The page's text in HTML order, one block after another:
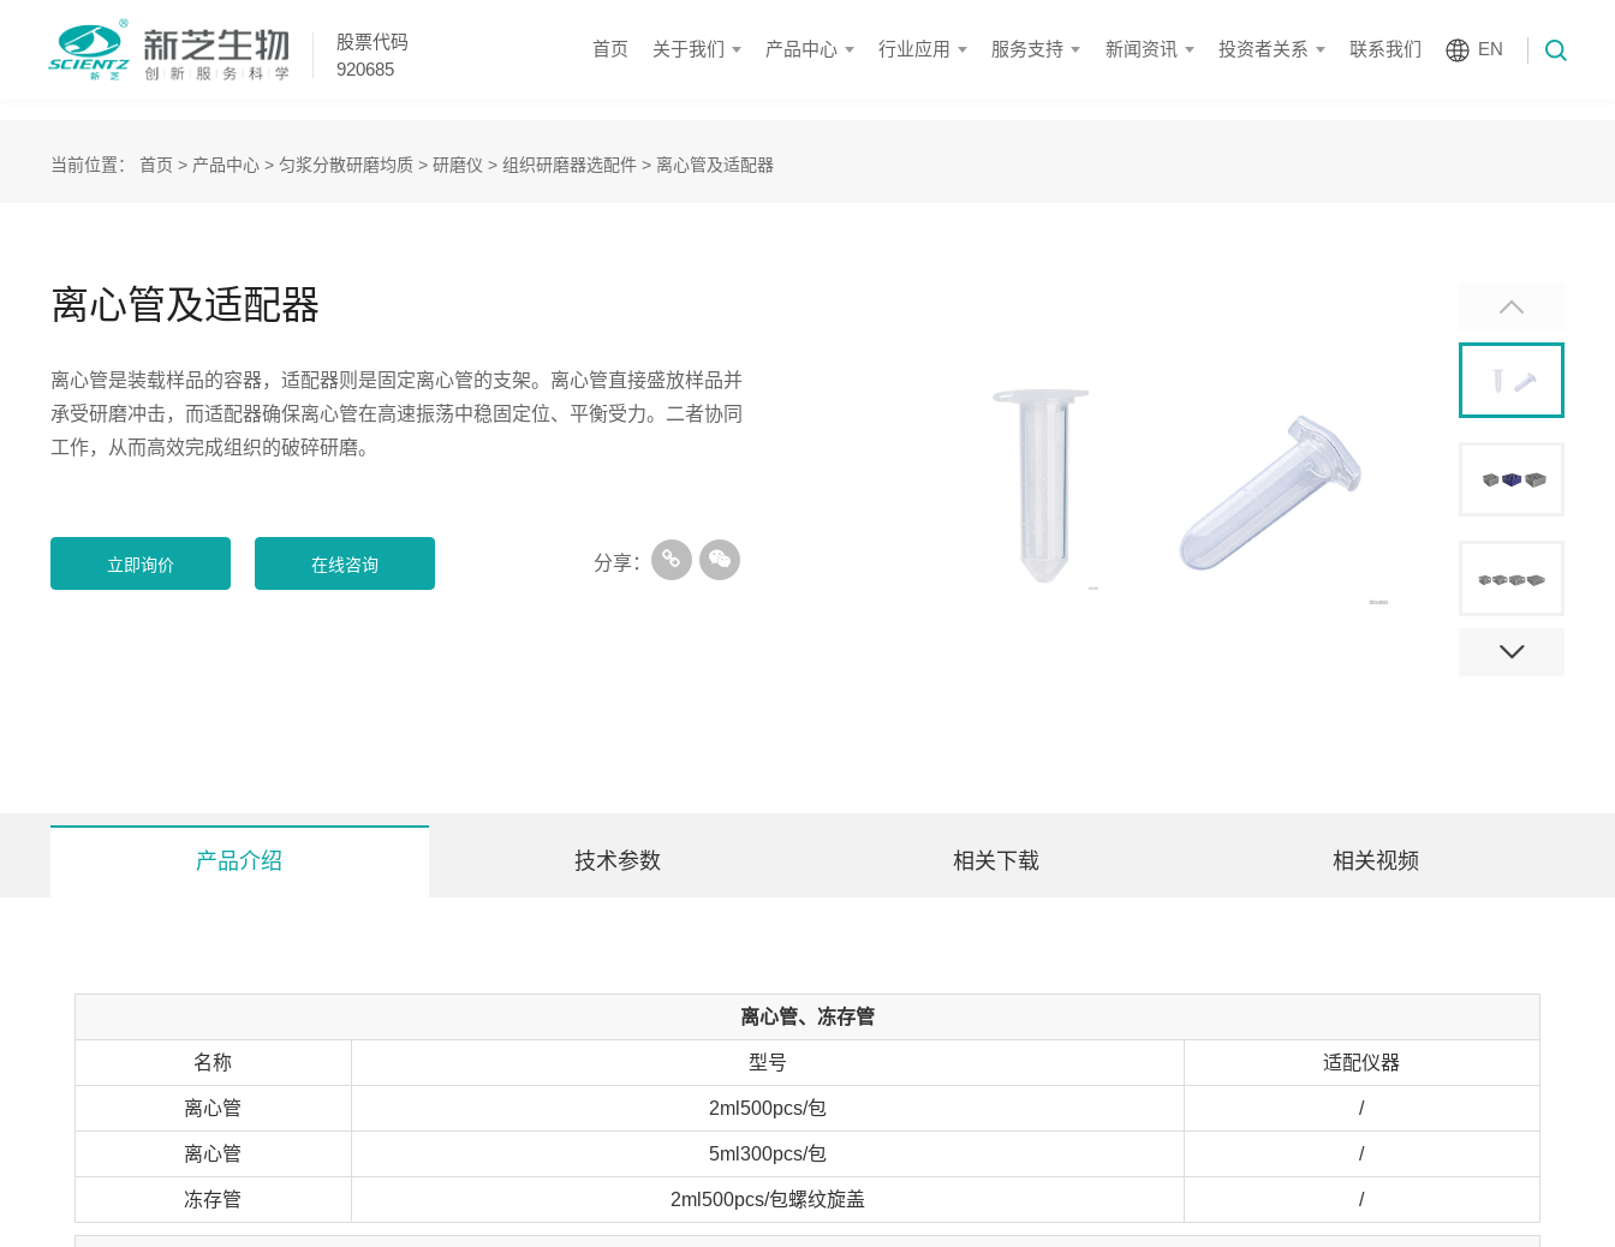
股票代码
920685
首页 关于我们 产品中心 行业应用 服务支持 新闻资讯 投资者关系 联系我们 EN
当前位置： 首页 > 产品中心> 匀浆分散研磨均质> 研磨仪 > 组织研磨器选配件> 离心管及适配器
离心管及适配器
离心管是装载样品的容器，适配器则是固定离心管的支架。离心管直接盛放样品并
承受研磨冲击，而适配器确保离心管在高速振荡中稳固定位、平衡受力。二者协同
工作，从而高效完成组织的破碎研磨。
立即询价 在线咨询 分享：
产品介绍 技术参数 相关下载 相关视频
离心管、冻存管
名称 型号 适配仪器
离心管 2ml500pcs/包 /
离心管 5ml300pcs/包 /
冻存管 2ml500pcs/包螺纹旋盖 /